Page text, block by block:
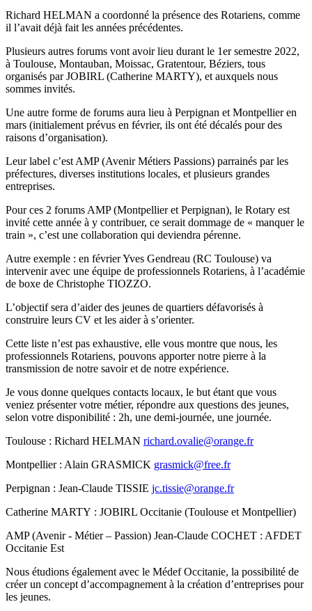
Richard HELMAN a coordonné la présence des Rotariens, comme
il l’avait déjà fait les années précédentes.
Plusieurs autres forums vont avoir lieu durant le 1er semestre 2022,
à Toulouse, Montauban, Moissac, Gratentour, Béziers, tous
organisés par JOBIRL (Catherine MARTY), et auxquels nous
sommes invités.
Une autre forme de forums aura lieu à Perpignan et Montpellier en
mars (initialement prévus en février, ils ont été décalés pour des
raisons d’organisation).
Leur label c’est AMP (Avenir Métiers Passions) parrainés par les
préfectures, diverses institutions locales, et plusieurs grandes
entreprises.
Pour ces 2 forums AMP (Montpellier et Perpignan), le Rotary est
invité cette année à y contribuer, ce serait dommage de « manquer le
train », c’est une collaboration qui deviendra pérenne.
Autre exemple : en février Yves Gendreau (RC Toulouse) va
intervenir avec une équipe de professionnels Rotariens, à l’académie
de boxe de Christophe TIOZZO.
L’objectif sera d’aider des jeunes de quartiers défavorisés à
construire leurs CV et les aider à s’orienter.
Cette liste n’est pas exhaustive, elle vous montre que nous, les
professionnels Rotariens, pouvons apporter notre pierre à la
transmission de notre savoir et de notre expérience.
Je vous donne quelques contacts locaux, le but étant que vous
veniez présenter votre métier, répondre aux questions des jeunes,
selon votre disponibilité : 2h, une demi-journée, une journée.
Toulouse : Richard HELMAN richard.ovalie@orange.fr
Montpellier : Alain GRASMICK grasmick@free.fr
Perpignan : Jean-Claude TISSIE jc.tissie@orange.fr
Catherine MARTY : JOBIRL Occitanie (Toulouse et Montpellier)
AMP (Avenir - Métier – Passion) Jean-Claude COCHET : AFDET
Occitanie Est
Nous étudions également avec le Médef Occitanie, la possibilité de
créer un concept d’accompagnement à la création d’entreprises pour
les jeunes.